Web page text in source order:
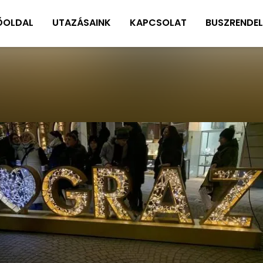
UTAZÁSAINK KAPCSOLAT